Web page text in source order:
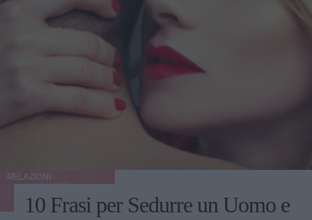
RELAZIONI
10 Frasi per Sedurre un Uomo e